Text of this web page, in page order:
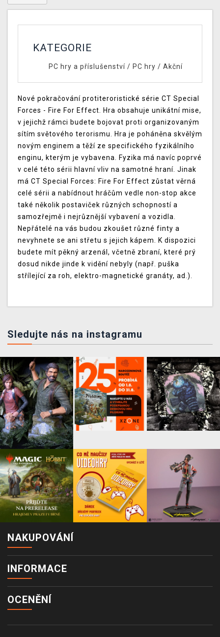
KATEGORIE
PC hry a příslušenství/ PC hry / Akční
Nové pokračování protiteroristické série CT Special
Forces - Fire For Effect. Hra obsahuje unikátní mise,
v jejichž rámci budete bojovat proti organizovaným
sítím světového terorismu. Hra je poháněna skvělým
novým enginem a těží ze specifického fyzikálního
enginu, kterým je vybavena. Fyzika má navíc poprvé
v celé této sérii hlavní vliv na samotné hraní. Jinak
má CT Special Forces: Fire For Effect zůstat věrná
celé sérii a nabídnout hráčům vedle non-stop akce
také několik postaviček různých schopností a
samozřejmě i nejrůznější vybavení a vozidla.
Nepřátelé na vás budou zkoušet různé finty a
nevyhnete se ani střetu s jejich kápem. K dispozici
budete mít pěkný arzenál, včetně zbraní, které prý
dosud nikde jinde k vidění nebyly (např. puška
střílející za roh, elektro-magnetické granáty, ad.).
Sledujte nás na instagramu
NAKUPOVÁNÍ
INFORMACE
OCENĚNÍ